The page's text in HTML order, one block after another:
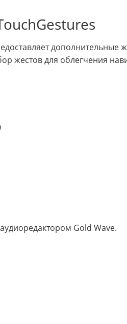
дополнительные
жестов для облегчения
Gold Wave.